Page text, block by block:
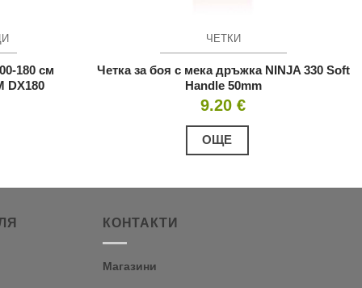
180 см
DX180
ЧЕТКИ
Четка за боя с мека дръжка NINJA 330 Soft
Handle 50mm
9.20€
ОЩЕ
КОНТАКТИ
Магазини